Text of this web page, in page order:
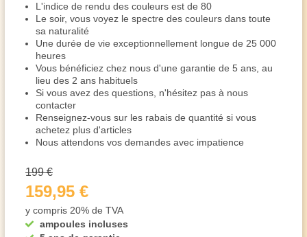
L'indice de rendu des couleurs est de 80
Le soir, vous voyez le spectre des couleurs dans toute
sa naturalité
Une durée de vie exceptionnellement longue de 25 000
heures
Vous bénéficiez chez nous d'une garantie de 5 ans, au
lieu des 2 ans habituels
Si vous avez des questions, n'hésitez pas à nous
contacter
Renseignez-vous sur les rabais de quantité si vous
achetez plus d'articles
Nous attendons vos demandes avec impatience
ampoules incluses
199 €
159,95 €
y compris 20% de TVA